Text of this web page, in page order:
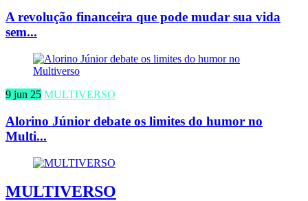
A revolução financeira que pode mudar sua vida
sem...
9 jun 25 MULTIVERSO
Alorino Júnior debate os limites do humor no
Multi...
MULTIVERSO